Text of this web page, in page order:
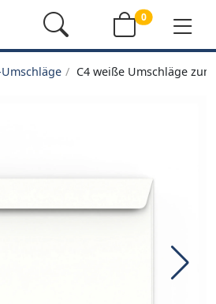
0
C4 weiße Umschläge